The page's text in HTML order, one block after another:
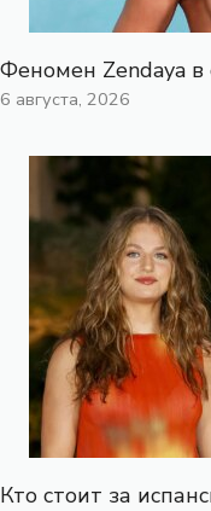
Феномен Zendaya
6 августа, 2026
Кто стоит за